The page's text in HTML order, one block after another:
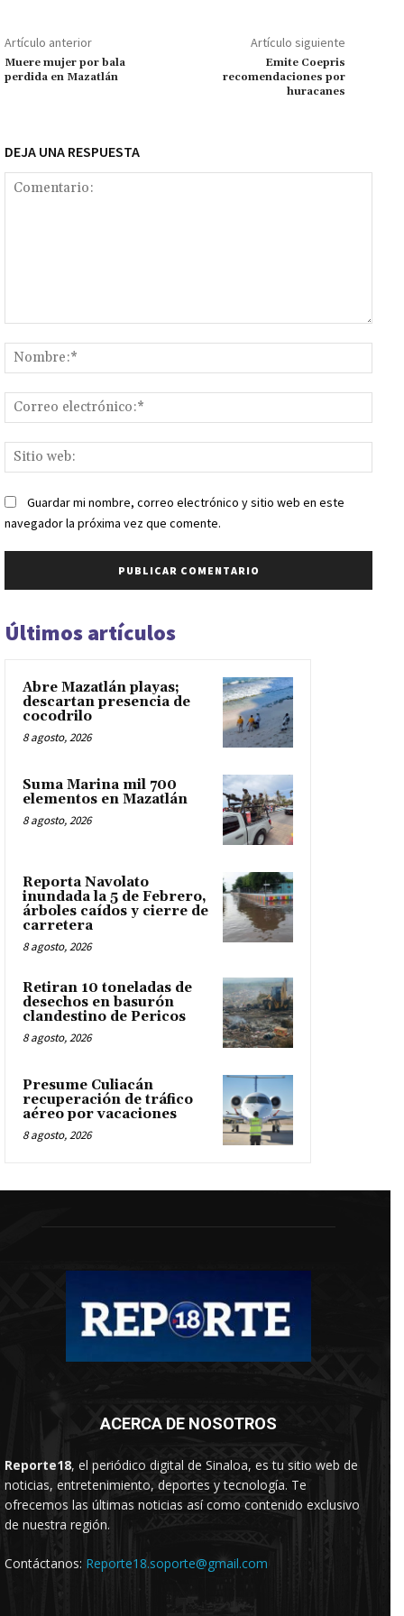
k p
r
n
k
ar
tir
Artículo anterior
Muere mujer por bala
perdida en Mazatlán
Artículo siguiente
Emite Coepris
recomendaciones por
huracanes
DEJA UNA RESPUESTA
web:
Guardar mi nombre, correo electrónico y sitio web en este
navegador la próxima vez que comente.
Últimos artículos
Abre Mazatlán playas;
descartan presencia de
cocodrilo
8 agosto, 2026
Suma Marina mil 700
elementos en Mazatlán
8 agosto, 2026
Reporta Navolato
inundada la 5 de Febrero,
árboles caídos y cierre de
carretera
8 agosto, 2026
Retiran 10 toneladas de
desechos en basurón
clandestino de Pericos
8 agosto, 2026
Presume Culiacán
recuperación de tráfico
aéreo por vacaciones
8 agosto, 2026
ACERCA DE NOSOTROS
Reporte18, el periódico digital de Sinaloa, es tu sitio web de
noticias, entretenimiento, deportes y tecnología. Te
ofrecemos las últimas noticias así como contenido exclusivo
de nuestra región.
Contáctanos: Reporte18.soporte@gmail.com